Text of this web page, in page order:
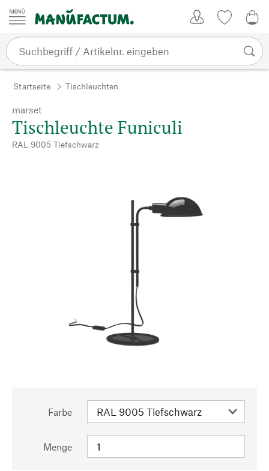
Zum Inhalt springen
Startseite Tischleuchten
marset
Tischleuchte Funiculi
RAL 9005 Tiefschwarz
Farbe
Menge